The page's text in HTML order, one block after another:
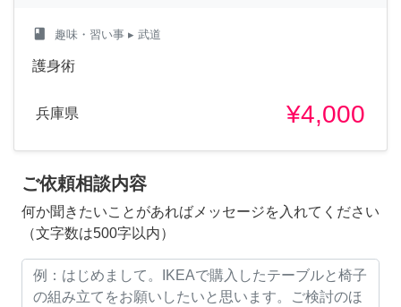
class 趣味・習い事 ▸ 武道
護身術
兵庫県 ¥4,000
ご依頼相談内容
何か聞きたいことがあればメッセージを入れてください
（文字数は500字以内）